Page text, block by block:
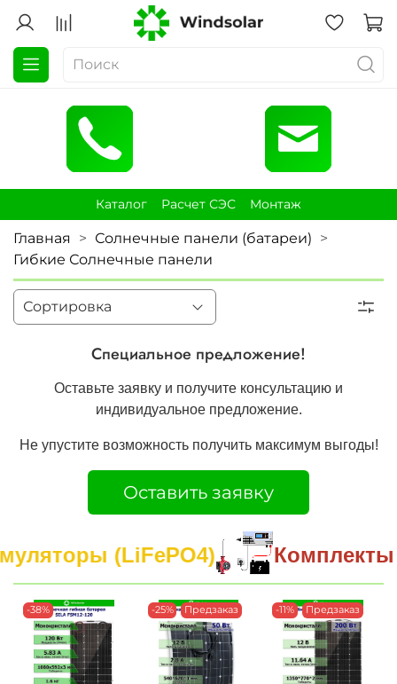
Каталог Расчет СЭС Монтаж
Главная
Солнечные панели (батареи)
Гибкие Солнечные панели
Специальное предложение!
Оставьте заявку и получите консультацию и
индивидуальное предложение.
Не упустите возможность получить максимум выгоды!
Оставить заявку
(LiFePO4) Комплекты
-38% -25% Предзаказ -11% Предзаказ